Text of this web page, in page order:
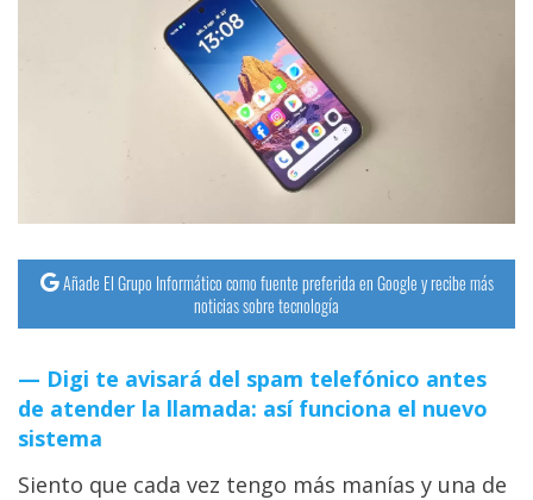
Añade El Grupo Informático como fuente preferida en Google y recibe más
noticias sobre tecnología
Digi te avisará del spam telefónico antes
de atender la llamada: así funciona el nuevo
sistema
Siento que cada vez tengo más manías y una de